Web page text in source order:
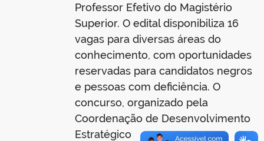
Professor Efetivo do Magistério
Superior. O edital disponibiliza 16
vagas para diversas áreas do
conhecimento, com oportunidades
reservadas para candidatos negros
e pessoas com deficiência. O
concurso, organizado pela
Coordenação de Desenvolvimento
Estratégico